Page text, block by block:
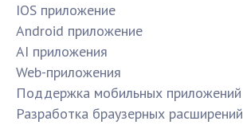
IOS приложение
Android приложение
AI приложения
Web-приложения
Поддержка мобильных приложений
Разработка браузерных расширений